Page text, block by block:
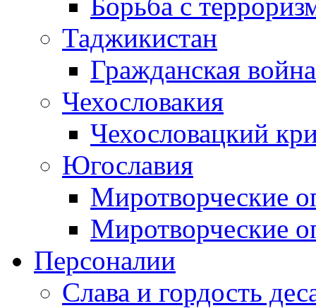
Таджикистан
Гражданская
Чехословакия
Чехословацкий
Югославия
Миротворческие
Миротворческие
Персоналии
Слава и гордость